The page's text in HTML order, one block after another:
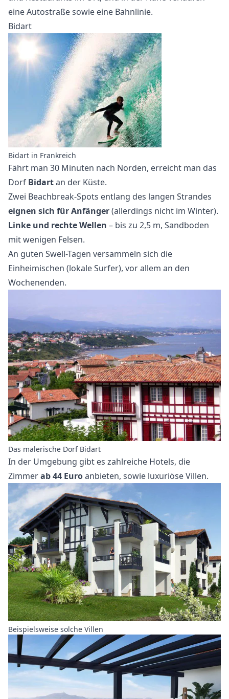
eine Autostraße sowie eine Bahnlinie.
Bidart
Bidart in Frankreich
Fährt man 30 Minuten nach Norden, erreicht man das
Dorf Bidartan der Küste.
Zwei Beachbreak-Spots entlang des langen Strandes
eignen sich für Anfänger(allerdings nicht im Winter).
Linke und rechte Wellen – bis zu 2,5 m, Sandboden
mit wenigen Felsen.
An guten Swell-Tagen versammeln sich die
Einheimischen (lokale Surfer), vor allem an den
Wochenenden.
Das malerische Dorf Bidart
In der Umgebung gibt es zahlreiche Hotels, die
Zimmerab 44 Euroanbieten, sowie luxuriöse Villen.
Beispielsweise solche Villen